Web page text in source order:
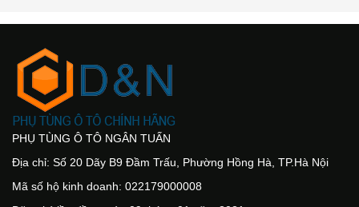
PHỤ TÙNG Ô TÔ NGÂN TUẤN
Địa chỉ: Số 20 Dãy B9 Đầm Trấu, Phường Hồng Hà, TP.Hà Nội
Mã số hộ kinh doanh: 022179000008